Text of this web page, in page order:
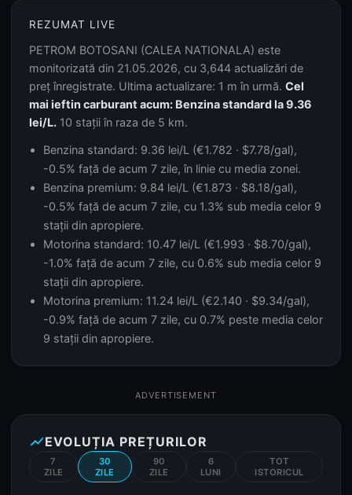
REZUMAT LIVE
PETROM BOTOSANI (CALEA NATIONALA) este
monitorizată din 21.05.2026, cu 3,644 actualizări de
preț înregistrate. Ultima actualizare: 1 m în urmă. Cel
mai ieftin carburant acum: Benzina standard la 9.36
lei/L. 10 stații în raza de 5 km.
Benzina standard: 9.36 lei/L (€1.782 · $7.78/gal),
-0.5% față de acum 7 zile, în linie cu media zonei.
Benzina premium: 9.84 lei/L (€1.873 · $8.18/gal),
-0.5% față de acum 7 zile, cu 1.3% sub media celor 9
stații din apropiere.
Motorina standard: 10.47 lei/L (€1.993 · $8.70/gal),
-1.0% față de acum 7 zile, cu 0.6% sub media celor 9
stații din apropiere.
Motorina premium: 11.24 lei/L (€2.140 · $9.34/gal),
-0.9% față de acum 7 zile, cu 0.7% peste media celor
9 stații din apropiere.
ADVERTISEMENT
show_chartEVOLUȚIA PREȚURILOR
7
ZILE
30
ZILE
90
ZILE
6
LUNI
TOT
ISTORICUL